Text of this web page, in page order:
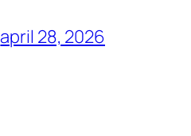
april 28, 2026